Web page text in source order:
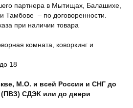
партнера в Мытищах, Балашихе,
Тамбове – по договоренности.
при наличии товара
комната, коворкинг и
18
М.О. и всей России и СНГ до
(ПВЗ) СДЭК или до двери